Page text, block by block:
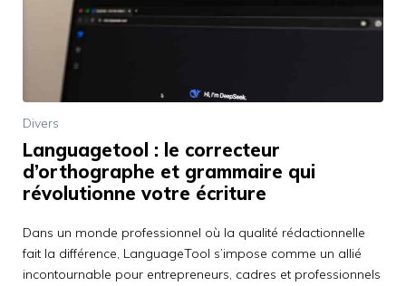
Divers
Languagetool : le correcteur
d’orthographe et grammaire qui
révolutionne votre écriture
Dans un monde professionnel où la qualité rédactionnelle
fait la différence, LanguageTool s’impose comme un allié
incontournable pour entrepreneurs, cadres et professionnels